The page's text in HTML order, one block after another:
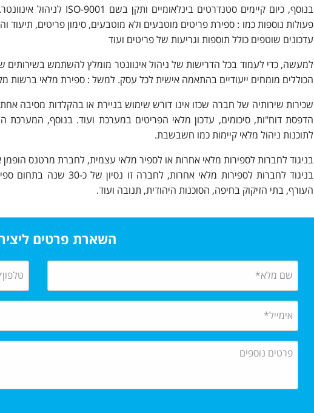
בנוסף, כיום קיימים סטנדרטים בינלאומיים ותקן בשם ISO-9001 לניהול
פעולות נוספות כמו : ספירת פריטים מוטבעים ולא מוטבעים, סימון פריטים,
עדכונים שוטפים כולל תוספות וגריעות של פריטים ועוד
למעשה, כדי לעמוד בכל הדרישות של ניהול אינוונטר מומלץ להשתמש בשירותים
הכוללים מומחים ייעודיים בהתאמה אישית לכל עסק. למשל : ספירת מלאי ברשות
שכירות שירותיה של חברה שכזו אינו דורש שימוש בניירת או בהקלדות מסיבה
הדפסת דוח"ות, סיכומים, עדכון מלאי הפריטים במערכת ועוד. בנוסף, המערכת
לתוכנות ניהול מלאי קיימות כמו חשבשבת.
בניגוד לחברות לספירות מלאי אחרות או לספיר מלאי עצמית, לחברת מרטנס
בניגוד לחברות לספירות
העורף, בתי הזיקוק בחיפה, הסוכנות היהודית, תנובה ועוד.
השארת פרטים